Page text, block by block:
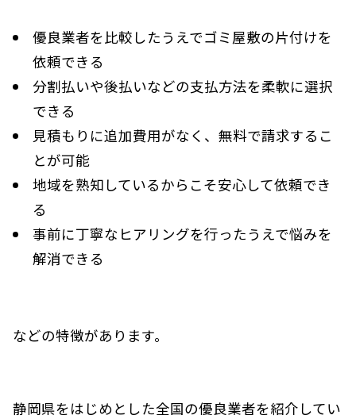
優良業者を比較したうえでゴミ屋敷の片付けを
依頼できる
分割払いや後払いなどの支払方法を柔軟に選択
できる
見積もりに追加費用がなく、無料で請求するこ
とが可能
地域を熟知しているからこそ安心して依頼でき
る
事前に丁寧なヒアリングを行ったうえで悩みを
解消できる
などの特徴があります。
静岡県をはじめとした全国の優良業者を紹介してい